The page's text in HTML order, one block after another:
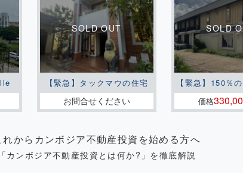
【緊急】タックマウの住宅
お問合せください
【緊急】150％
価格
れからカンボジア不動産投資を始める方へ
「カンボジア不動産投資とは何か?」を徹底解説